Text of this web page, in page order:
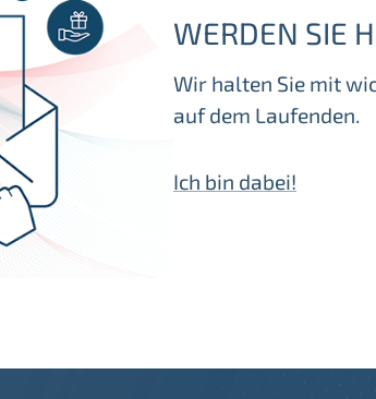
WERDEN SIE
Wir halten Sie mit
auf dem Laufenden.
Ich bin dabei!